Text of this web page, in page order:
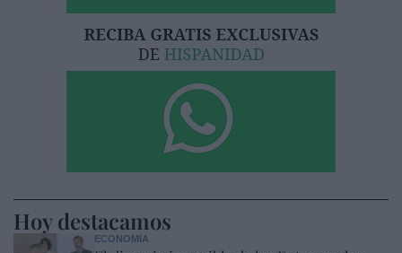
Hoy destacamos
ECONOMÍA